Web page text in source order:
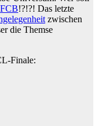
FCB!?!?! Das letzte
zwischen
die Themse
Finale: